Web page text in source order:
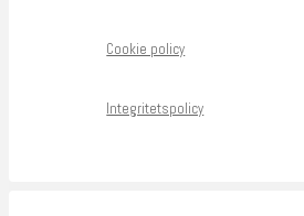
Cookie policy
Integritetspolicy